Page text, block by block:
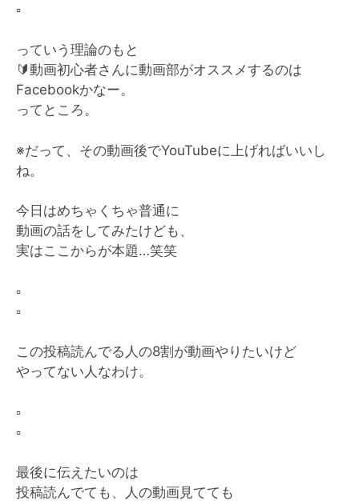
▫️
っていう理論のもと
🔰動画初心者さんに動画部がオススメするのは
Facebookかなー。
ってところ。
※だって、その動画後でYouTubeに上げればいいし
ね。
今日はめちゃくちゃ普通に
動画の話をしてみたけども、
実はここからが本題…笑笑
▫️
▫️
この投稿読んでる人の8割が動画やりたいけど
やってない人なわけ。
▫️
▫️
最後に伝えたいのは
投稿読んでても、人の動画見てても